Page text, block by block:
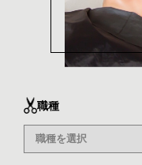
職種